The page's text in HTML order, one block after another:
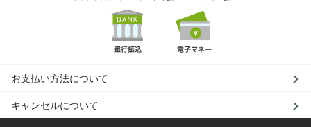
お支払い方法について
キャンセルについて